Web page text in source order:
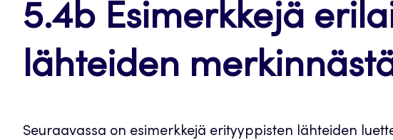
5.4b Esimerkkejä
lähteiden
Seuraavassa on esimerkkejä erityyppisten lähteiden